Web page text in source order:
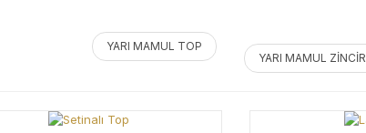
YARI MAMUL TOP
YARI MAMUL ZİNCİR